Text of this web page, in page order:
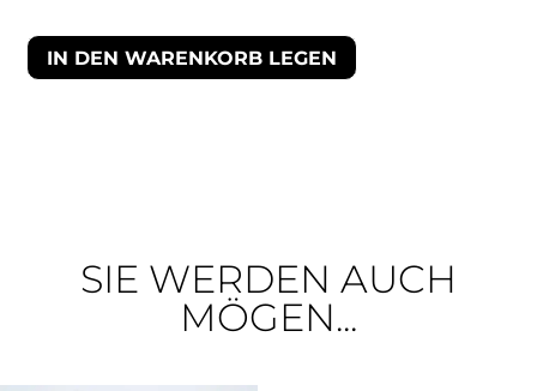
IN DEN WARENKORB LEGEN
SIE WERDEN AUCH
MÖGEN...